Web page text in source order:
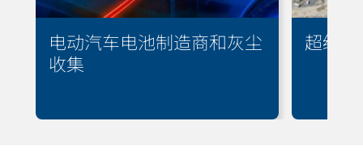
电动汽车电池制造商和灰尘
收集
超级